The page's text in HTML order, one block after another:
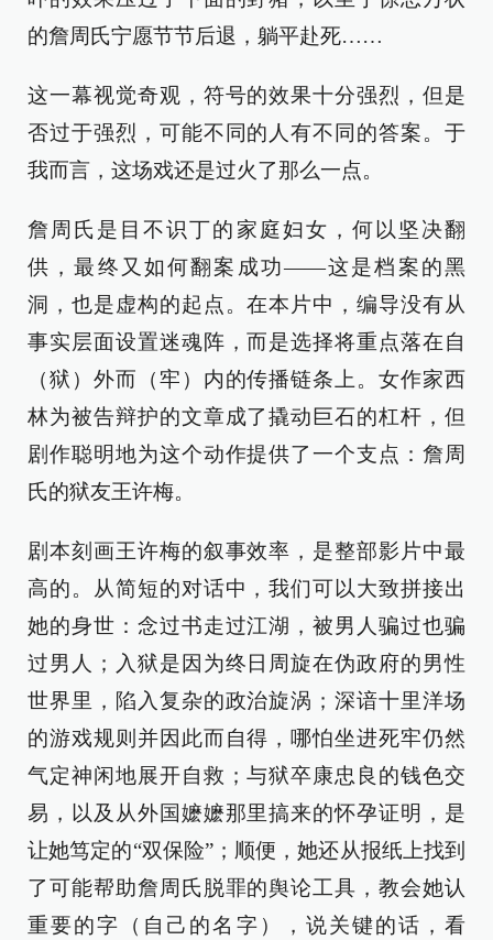
的詹周氏宁愿节节后退，躺平赴死……
这一幕视觉奇观，符号的效果十分强烈，但是
否过于强烈，可能不同的人有不同的答案。于
我而言，这场戏还是过火了那么一点。
詹周氏是目不识丁的家庭妇女，何以坚决翻
供，最终又如何翻案成功——这是档案的黑
洞，也是虚构的起点。在本片中，编导没有从
事实层面设置迷魂阵，而是选择将重点落在自
（狱）外而（牢）内的传播链条上。女作家西
林为被告辩护的文章成了撬动巨石的杠杆，但
剧作聪明地为这个动作提供了一个支点：詹周
氏的狱友王许梅。
剧本刻画王许梅的叙事效率，是整部影片中最
高的。从简短的对话中，我们可以大致拼接出
她的身世：念过书走过江湖，被男人骗过也骗
过男人；入狱是因为终日周旋在伪政府的男性
世界里，陷入复杂的政治旋涡；深谙十里洋场
的游戏规则并因此而自得，哪怕坐进死牢仍然
气定神闲地展开自救；与狱卒康忠良的钱色交
易，以及从外国嬷嬷那里搞来的怀孕证明，是
让她笃定的“双保险”；顺便，她还从报纸上找到
了可能帮助詹周氏脱罪的舆论工具，教会她认
重要的字（自己的名字），说关键的话，看